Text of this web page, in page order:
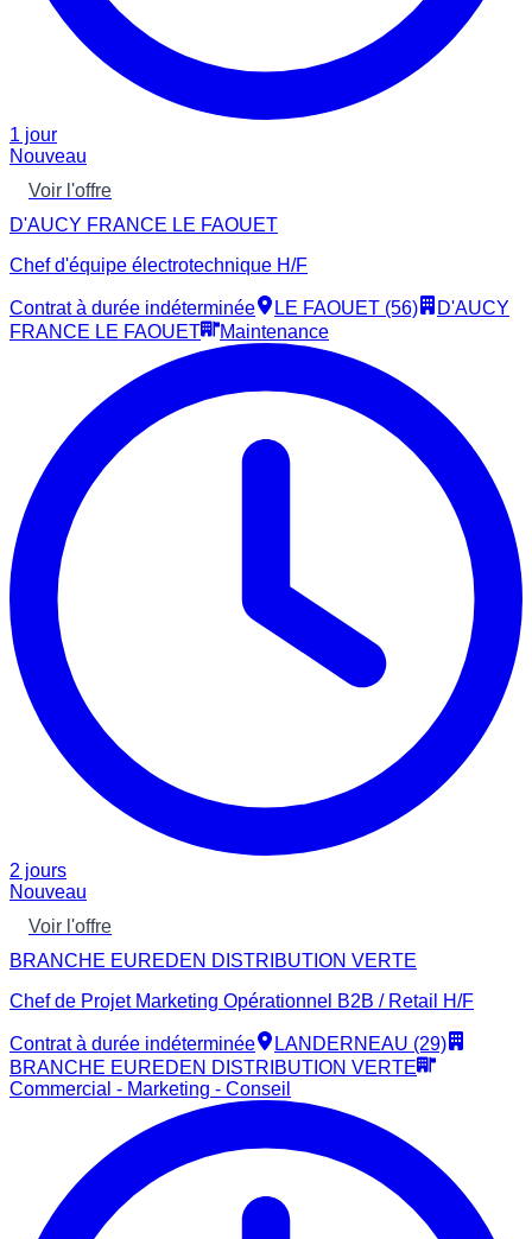
1 jour
Nouveau
Voir l'offre
D'AUCY FRANCE LE FAOUET
Chef d'équipe électrotechnique H/F
Contrat à durée indéterminée LE FAOUET (56)
D'AUCY
FRANCE LE FAOUET
Maintenance
2 jours
Nouveau
Voir l'offre
BRANCHE EUREDEN DISTRIBUTION VERTE
Chef de Projet Marketing Opérationnel B2B / Retail H/F
Contrat à durée indéterminée
LANDERNEAU (29)
BRANCHE EUREDEN DISTRIBUTION VERTE
Commercial - Marketing - Conseil